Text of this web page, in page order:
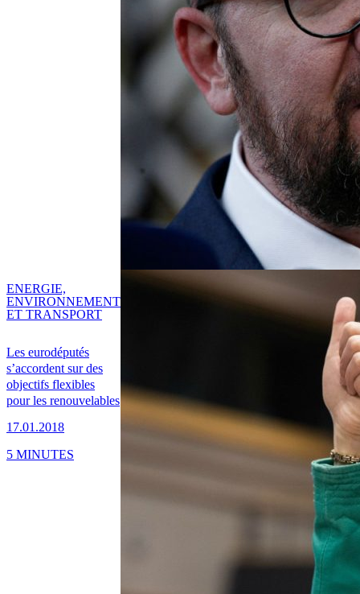
Les eurodéputés
s’accordent sur des
objectifs flexibles
pour les renouvelables
17.01.2018
ENERGIE,
ENVIRONNEMENT
ET TRANSPORT
5 MINUTES